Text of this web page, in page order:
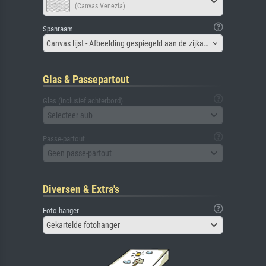
(Canvas Venezia)
Spanraam
Canvas lijst - Afbeelding gespiegeld aan de zijkant
Glas & Passepartout
Glas (inclusief achterbord)
Selecteer aub
Passe-partout
Geen passe-partout
Diversen & Extra's
Foto hanger
Gekartelde fotohanger